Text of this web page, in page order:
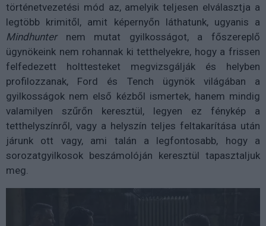
történetvezetési mód az, amelyik teljesen elválasztja a
legtöbb krimitől, amit képernyőn láthatunk, ugyanis a
Mindhunternem mutat gyilkosságot, a főszereplő
ügynökeink nem rohannak ki tetthelyekre, hogy a frissen
felfedezett holttesteket megvizsgálják és helyben
profilozzanak, Ford és Tench ügynök világában a
gyilkosságok nem első kézből ismertek, hanem mindig
valamilyen szűrőn keresztül, legyen ez fénykép a
tetthelyszínről, vagy a helyszín teljes feltakarítása után
járunk ott vagy, ami talán a legfontosabb, hogy a
sorozatgyilkosok beszámolóján keresztül tapasztaljuk
meg.